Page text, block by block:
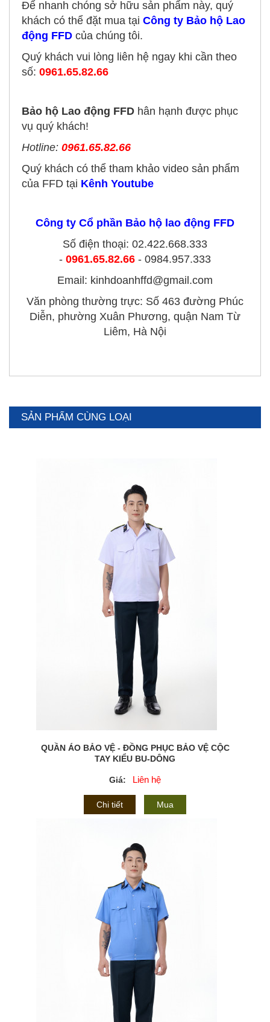
Để nhanh chóng sở hữu sản phẩm này, quý
khách có thể đặt mua tại Công ty Bảo hộ Lao
động FFD của chúng tôi.
Quý khách vui lòng liên hệ ngay khi cần theo
số: 0961.65.82.66
Bảo hộ Lao động FFD hân hạnh được phục
vụ quý khách!
Hotline: 0961.65.82.66
Quý khách có thể tham khảo video sản phẩm
của FFD tại Kênh Youtube
Công ty Cổ phần Bảo hộ lao động FFD
Số điện thoại: 02.422.668.333
- 0961.65.82.66 - 0984.957.333
Email: kinhdoanhffd@gmail.com
Văn phòng thường trực: Số 463 đường Phúc
Diễn, phường Xuân Phương, quận Nam Từ
Liêm, Hà Nội
SẢN PHẨM CÙNG LOẠI
QUẦN ÁO BẢO VỆ - ĐỒNG PHỤC BẢO VỆ CỘC
TAY KIỂU BU-DÔNG
Giá: Liên hệ
Chi tiết Mua